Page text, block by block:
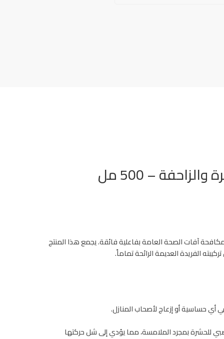
آفات الصحة العامة بفاعلية فائقة. يجمع هذا المنتج
الفريدة العديمة الرائحة تماماً.
أي حساسية أو إزعاج لأصحاب المنازل.
للحشرة بمجرد الملامسة، مما يؤدي إلى شل حركتها